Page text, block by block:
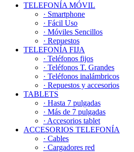
TELEFONÍA MÓVIL
· Smartphone
· Fácil Uso
· Móviles Sencillos
· Repuestos
TELEFONÍA FIJA
· Teléfonos fijos
· Teléfonos T. Grandes
· Teléfonos inalámbricos
· Repuestos y accesorios
TABLETS
· Hasta 7 pulgadas
· Más de 7 pulgadas
· Accesorios tablet
ACCESORIOS TELEFONÍA
· Cables
· Cargadores red